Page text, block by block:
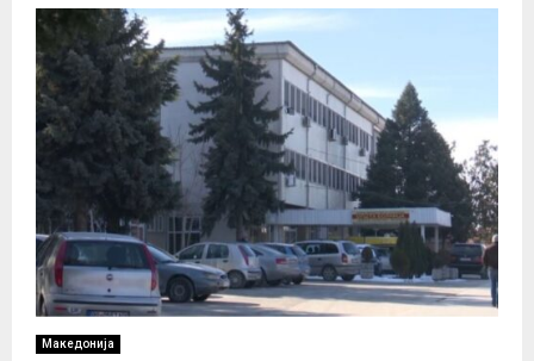
е со иницијатива до министерот
Македонија